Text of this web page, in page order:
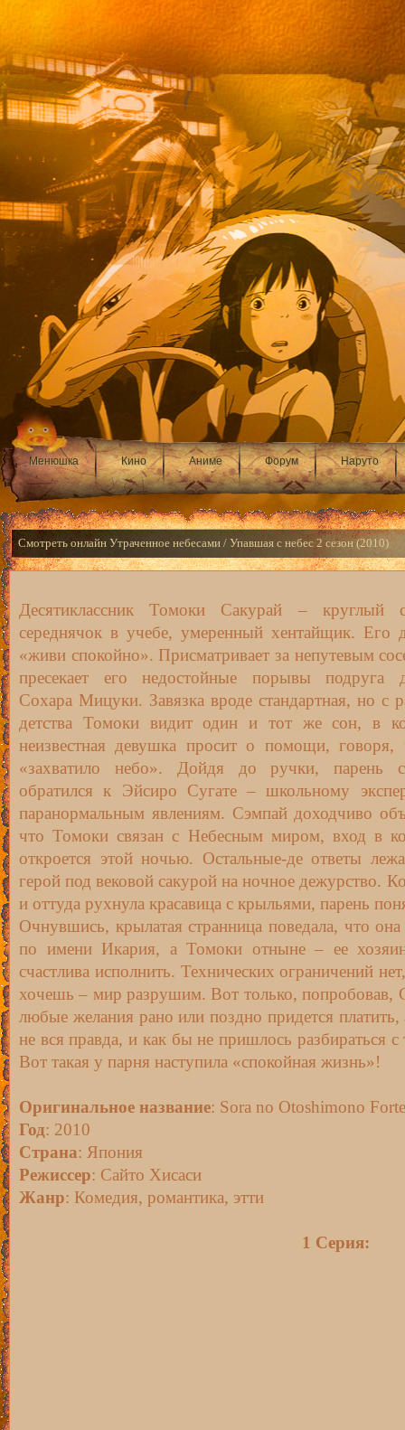
Менюшка Кино Аниме Форум Наруто
Смотреть онлайн Утраченное небесами / Упавшая с небес 2 сезон (2010)
Десятиклассник Томоки Сакурай – круглый
середнячок в учебе, умеренный хентайщик. Его
«живи спокойно». Присматривает за непутевым
пресекает его недостойные порывы подруга
Сохара Мицуки. Завязка вроде стандартная, но с
детства Томоки видит один и тот же сон, в
неизвестная девушка просит о помощи, говоря,
«захватило небо». Дойдя до ручки, парень
обратился к Эйсиро Сугате – школьному
паранормальным явлениям. Сэмпай доходчиво
что Томоки связан с Небесным миром, вход в
откроется этой ночью. Остальные-де ответы
герой под вековой сакурой на ночное дежурство.
и оттуда рухнула красавица с крыльями, парень
Очнувшись, крылатая странница поведала, что
по имени Икария, а Томоки отныне – ее
счастлива исполнить. Технических ограничений
хочешь – мир разрушим. Вот только, попробовав,
любые желания рано или поздно придется
не вся правда, и как бы не пришлось разбираться
Вот такая у парня наступила «спокойная жизнь»!
Оригинальное название: Sora no Otoshimono Forte
Год: 2010
Страна: Япония
Режиссер: Сайто Хисаси
Жанр: Комедия, романтика, этти
1 Серия: